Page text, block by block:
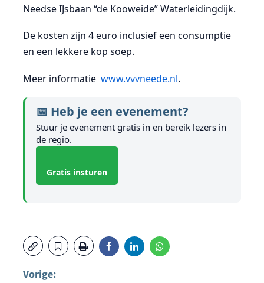
Needse IJsbaan “de Kooweide” Waterleidingdijk.
De kosten zijn 4 euro inclusief een consumptie
en een lekkere kop soep.
Meer informatie www.vvvneede.nl.
📅 Heb je een evenement?
Stuur je evenement gratis in en bereik lezers in
de regio.
Gratis insturen
Vorige: